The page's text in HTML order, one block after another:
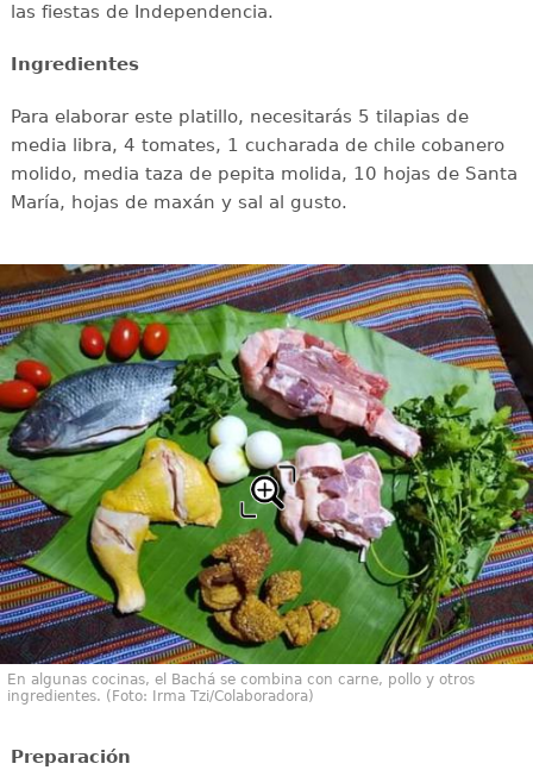
las fiestas de Independencia.
Ingredientes
Para elaborar este platillo, necesitarás 5 tilapias de
media libra, 4 tomates, 1 cucharada de chile cobanero
molido, media taza de pepita molida, 10 hojas de Santa
María, hojas de maxán y sal al gusto.
En algunas cocinas, el Bachá se combina con carne, pollo y otros
ingredientes. (Foto: Irma Tzi/Colaboradora)
Preparación